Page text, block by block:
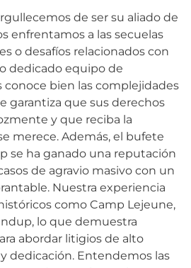
de ser su aliado de
enfrentamos a las secuelas
o desafíos relacionados con
dedicado equipo de
conoce bien las complejidades
garantiza que sus derechos
y que reciba la
merece. Además, el bufete
se ha ganado una reputación
de agravio masivo con un
Nuestra experiencia
como Camp Lejeune,
lo que demuestra
abordar litigios de alto
dedicación. Entendemos las